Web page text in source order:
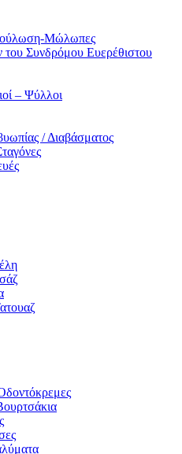
Μώλωπες
Συνδρόμου Ευερέθιστου
– Ψύλλοι
/ Διαβάσματος